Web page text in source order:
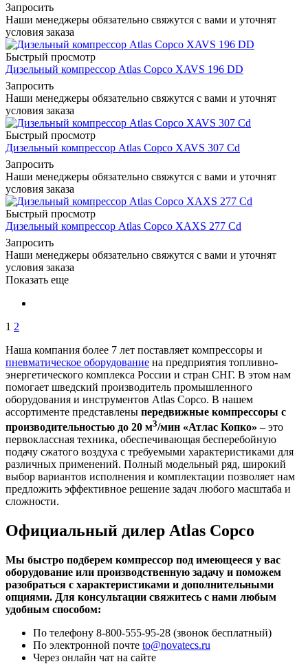
Запросить
Наши менеджеры обязательно свяжутся с вами и уточнят
условия заказа
Быстрый просмотр
Дизельный компрессор Atlas Copco XAVS 196 DD
Запросить
Наши менеджеры обязательно свяжутся с вами и уточнят
условия заказа
Быстрый просмотр
Дизельный компрессор Atlas Copco XAVS 307 Cd
Запросить
Наши менеджеры обязательно свяжутся с вами и уточнят
условия заказа
Быстрый просмотр
Дизельный компрессор Atlas Copco XAXS 277 Cd
Запросить
Наши менеджеры обязательно свяжутся с вами и уточнят
условия заказа
Показать еще
1 2
Наша компания более 7 лет поставляет компрессоры и
пневматическое оборудование на предприятия топливно-
энергетического комплекса России и стран СНГ. В этом нам
помогает шведский производитель промышленного
оборудования и инструментов Atlas Copco. В нашем
ассортименте представлены передвижные компрессоры с
производительностью до 20 м3/мин «Атлас Копко» – это
первоклассная техника, обеспечивающая бесперебойную
подачу сжатого воздуха с требуемыми характеристиками для
различных применений. Полный модельный ряд, широкий
выбор вариантов исполнения и комплектации позволяет нам
предложить эффективное решение задач любого масштаба и
сложности.
Официальный дилер Atlas Copco
Мы быстро подберем компрессор под имеющееся у вас
оборудование или производственную задачу и поможем
разобраться с характеристиками и дополнительными
опциями. Для консультации свяжитесь с нами любым
удобным способом:
По телефону 8-800-555-95-28 (звонок бесплатный)
По электронной почте to@novatecs.ru
Через онлайн чат на сайте